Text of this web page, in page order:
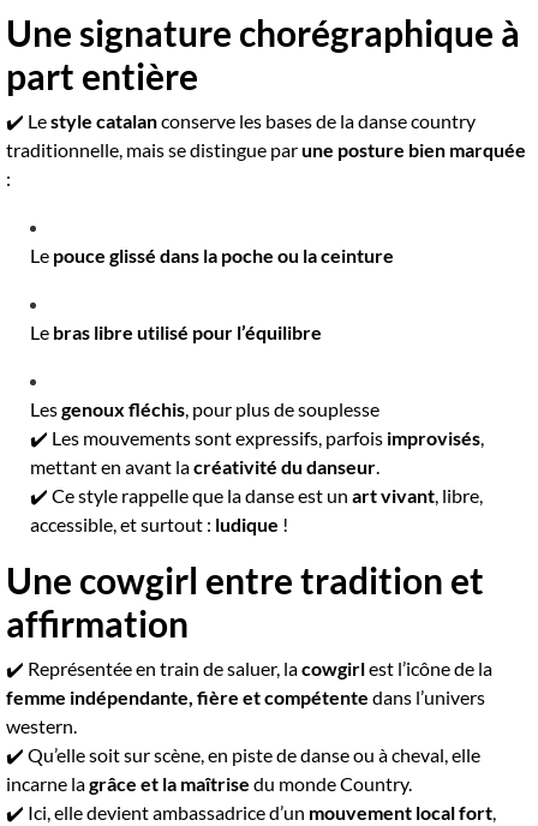
Une signature chorégraphique à
part entière
✔️ Lestyle catalanconserve les bases de la danse country
traditionnelle, mais se distingue parune posture bien marquée
:
Le pouce glissé dans la poche ou la ceinture
Le bras libre utilisé pour l’équilibre
Lesgenoux fléchis, pour plus de souplesse
✔️ Les mouvements sont expressifs, parfois improvisés,
mettant en avant lacréativité du danseur.
✔️ Ce style rappelle que la danse est un art vivant, libre,
accessible, et surtout : ludique !
Une cowgirl entre tradition et
affirmation
✔️ Représentée en train de saluer, lacowgirlest l’icône de la
femme indépendante, fière et compétente dans l’univers
western.
✔️ Qu’elle soit sur scène, en piste de danse ou à cheval, elle
incarne lagrâce et la maîtrise du monde Country.
✔️ Ici, elle devient ambassadrice d’un mouvement local fort,